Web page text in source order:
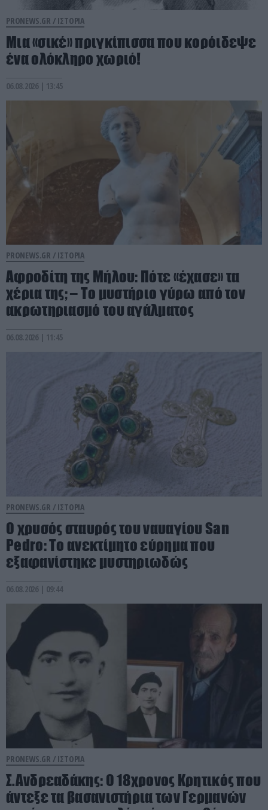
PRONEWS.GR / ΙΣΤΟΡΙΑ
Μια «σικέ» πριγκίπισσα που κορόιδεψε
ένα ολόκληρο χωριό!
06.08.2026 | 13:45
PRONEWS.GR / ΙΣΤΟΡΙΑ
Αφροδίτη της Μήλου: Πότε «έχασε» τα
χέρια της; – Το μυστήριο γύρω από τον
ακρωτηριασμό του αγάλματος
06.08.2026 | 11:45
PRONEWS.GR / ΙΣΤΟΡΙΑ
Ο χρυσός σταυρός του ναυαγίου San
Pedro: Το ανεκτίμητο εύρημα που
εξαφανίστηκε μυστηριωδώς
06.08.2026 | 09:44
PRONEWS.GR / ΙΣΤΟΡΙΑ
Σ.Ανδρεαδάκης: Ο 18χρονος Κρητικός που
άντεξε τα βασανιστήρια των Γερμανών